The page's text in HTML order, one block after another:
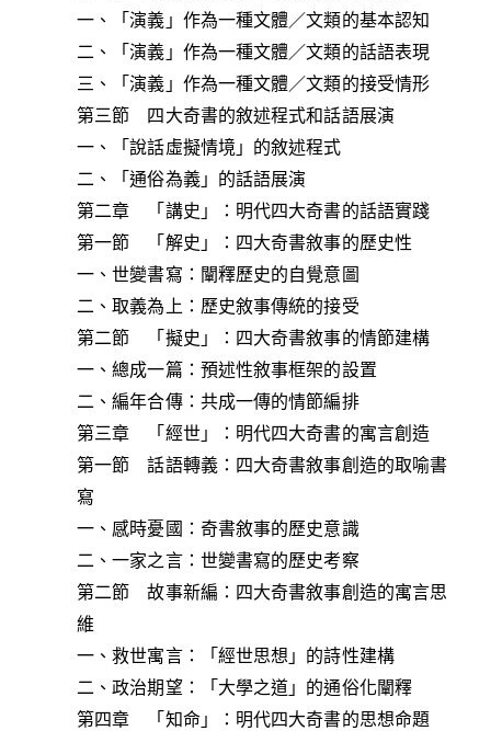
一、「演義」作為一種文體／文類的基本認知
二、「演義」作為一種文體／文類的話語表現
三、「演義」作為一種文體／文類的接受情形
第三節 四大奇書的敘述程式和話語展演
一、「說話虛擬情境」的敘述程式
二、「通俗為義」的話語展演
第二章 「講史」：明代四大奇書的話語實踐
第一節 「解史」：四大奇書敘事的歷史性
一、世變書寫：闡釋歷史的自覺意圖
二、取義為上：歷史敘事傳統的接受
第二節 「擬史」：四大奇書敘事的情節建構
一、總成一篇：預述性敘事框架的設置
二、編年合傳：共成一傳的情節編排
第三章 「經世」：明代四大奇書的寓言創造
第一節 話語轉義：四大奇書敘事創造的取喻書
寫
一、感時憂國：奇書敘事的歷史意識
二、一家之言：世變書寫的歷史考察
第二節 故事新編：四大奇書敘事創造的寓言思
維
一、救世寓言：「經世思想」的詩性建構
二、政治期望：「大學之道」的通俗化闡釋
第四章 「知命」：明代四大奇書的思想命題